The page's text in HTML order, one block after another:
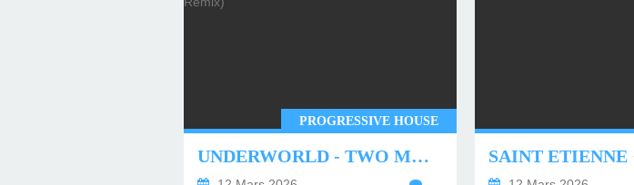
PROGRESSIVE HOUSE
UNDERWORLD - TWO MONTHS OFF (TIM GREEN REMIX)